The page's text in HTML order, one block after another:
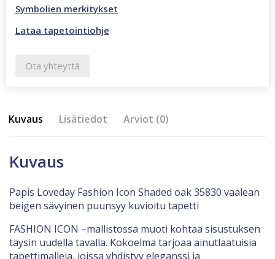
Symbolien merkitykset
Lataa tapetointiohje
Ota yhteyttä
Kuvaus Lisätiedot Arviot (0)
Kuvaus
Papis Loveday Fashion Icon Shaded oak 35830 vaalean
beigen sävyinen puunsyy kuvioitu tapetti
FASHION ICON –mallistossa muoti kohtaa sisustuksen
täysin uudella tavalla. Kokoelma tarjoaa ainutlaatuisia
tapettimalleja, joissa yhdistyy eleganssi ja